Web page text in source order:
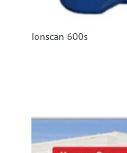
Ionscan 600s